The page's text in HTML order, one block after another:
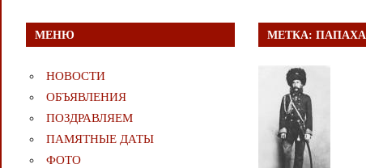
МЕТКА:ПАПАХА
МЕНЮ
НОВОСТИ
ОБЪЯВЛЕНИЯ
ПОЗДРАВЛЯЕМ
ПАМЯТНЫЕ ДАТЫ
ФОТО